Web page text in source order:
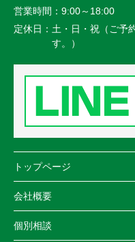
営業時間： 9:00～18:00
定休日： 土・日・祝（ご予
す。）
トップページ
会社概要
個別相談